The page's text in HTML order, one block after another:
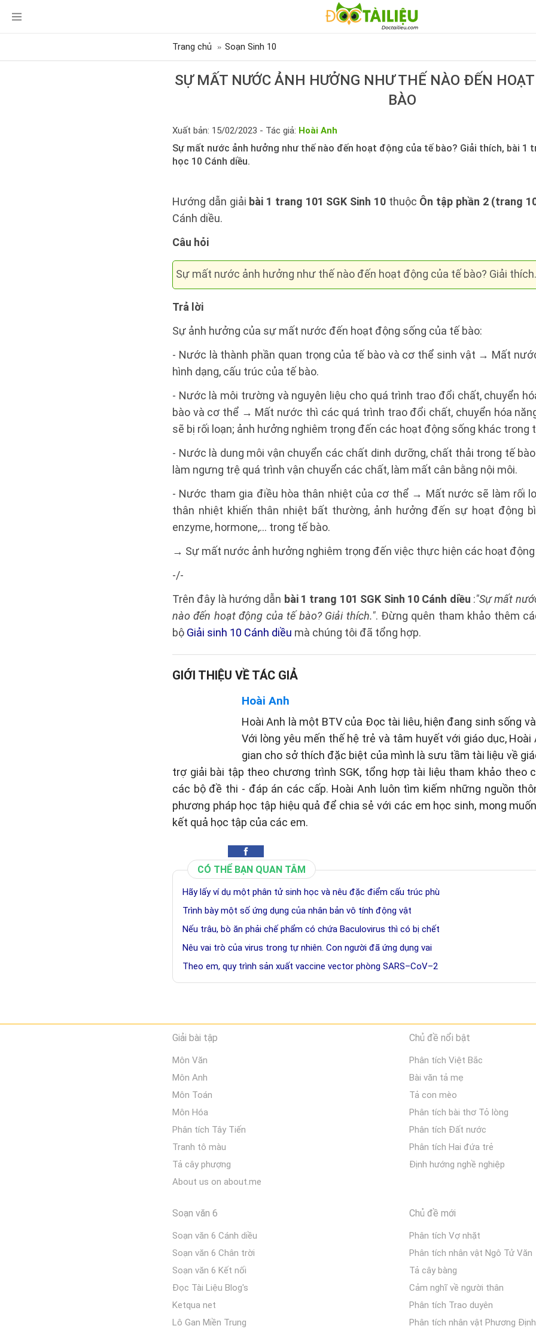
Trang chủ Soạn Sinh 10
SỰ MẤT NƯỚC ẢNH HƯỞNG NHƯ THẾ NÀO ĐẾN
BÀO
Xuất bản: 15/02/2023 - Tác giả: Hoài Anh
Sự mất nước ảnh hưởng như thế nào đến hoạt động của tế bào? Giải thích, bài 1
học 10 Cánh diều.
Hướng dẫn giải bài 1 trang 101 SGK Sinh 10thuộc Ôn tập phần 2 (trang
Cánh diều.
Câu hỏi
Sự mất nước ảnh hưởng như thế nào đến hoạt động của tế bào? Giải thích.
Trả lời
Sự ảnh hưởng của sự mất nước đến hoạt động sống của tế bào:
- Nước là thành phần quan trọng của tế bào và cơ thể sinh vật → Mất
hình dạng, cấu trúc của tế bào.
- Nước là môi trường và nguyên liệu cho quá trình trao đổi chất, chuyển
bào và cơ thể → Mất nước thì các quá trình trao đổi chất, chuyển hóa
sẽ bị rối loạn; ảnh hưởng nghiêm trọng đến các hoạt động sống khác trong
- Nước là dung môi vận chuyển các chất dinh dưỡng, chất thải trong tế
làm ngưng trệ quá trình vận chuyển các chất, làm mất cân bằng nội môi.
- Nước tham gia điều hòa thân nhiệt của cơ thể → Mất nước sẽ làm rối
thân nhiệt khiến thân nhiệt bất thường, ảnh hưởng đến sự hoạt động
enzyme, hormone,… trong tế bào.
→ Sự mất nước ảnh hưởng nghiêm trọng đến việc thực hiện các hoạt động
-/-
Trên đây là hướng dẫn bài 1 trang 101 SGK Sinh 10 Cánh diều :"Sự mất
nào đến hoạt động của tế bào? Giải thích.". Đừng quên tham khảo thêm
bộ Giải sinh 10 Cánh diều mà chúng tôi đã tổng hợp.
GIỚI THIỆU VỀ TÁC GIẢ
Hoài Anh
Hoài Anh là một BTV của Đọc tài liêu, hiện đang sinh sống
Với lòng yêu mến thế hệ trẻ và tâm huyết với giáo dục, Hoài
gian cho sở thích đặc biệt của mình là sưu tầm tài liệu về
trợ giải bài tập theo chương trình SGK, tổng hợp tài liệu tham khảo theo
các bộ đề thi - đáp án các cấp. Hoài Anh luôn tìm kiếm những nguồn
phương pháp học tập hiệu quả để chia sẻ với các em học sinh, mong
kết quả học tập của các em.
CÓ THỂ BẠN QUAN TÂM
Hãy lấy ví dụ một phân tử sinh học và nêu đặc điểm cấu trúc phù
Trình bày một số ứng dụng của nhân bản vô tính động vật
Nếu trâu, bò ăn phải chế phẩm có chứa Baculovirus thì có bị chết
Nêu vai trò của virus trong tự nhiên. Con người đã ứng dụng vai
Theo em, quy trình sản xuất vaccine vector phòng SARS–CoV–2
Giải bài tập
Môn Văn
Môn Anh
Môn Toán
Môn Hóa
Phân tích Tây Tiến
Tranh tô màu
Tả cây phượng
About us on about.me
Chủ đề nổi bật
Phân tích Việt Bắc
Bài văn tả mẹ
Tả con mèo
Phân tích bài thơ Tỏ lòng
Phân tích Đất nước
Phân tích Hai đứa trẻ
Định hướng nghề nghiệp
Soạn văn 6
Soạn văn 6 Cánh diều
Soạn văn 6 Chân trời
Soạn văn 6 Kết nối
Đọc Tài Liệu Blog's
Ketqua net
Lô Gan Miền Trung
Chủ đề mới
Phân tích Vợ nhặt
Phân tích nhân vật Ngô Tử Văn
Tả cây bàng
Cảm nghĩ về người thân
Phân tích Trao duyên
Phân tích nhân vật Phương Định